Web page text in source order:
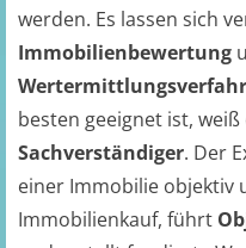
werden. Es lassen sich
Immobilienbewertung
besten geeignet ist, weiß
Sachverständiger. Der
einer Immobilie objektiv
Immobilienkauf, führt